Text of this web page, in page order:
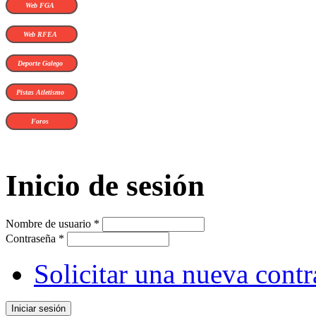
Web FGA
Web RFEA
Deporte Galego
Pistas Atletismo
Foros
Inicio de sesión
Nombre de usuario *
Contraseña *
Solicitar una nueva